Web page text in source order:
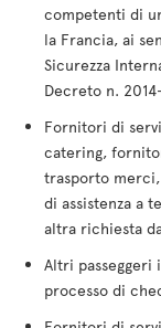
competenti di
la Francia, ai
Sicurezza
Decreto n.
Fornitori di
catering,
trasporto
di assistenza a
altra richiesta
Altri passeggeri
processo di